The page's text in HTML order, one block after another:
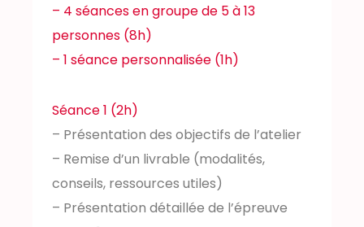
– 4 séances en groupe de 5 à 13
personnes (8h)
– 1 séance personnalisée (1h)
Séance 1 (2h)
– Présentation des objectifs de l’atelier
– Remise d’un livrable (modalités,
conseils, ressources utiles)
– Présentation détaillée de l’épreuve